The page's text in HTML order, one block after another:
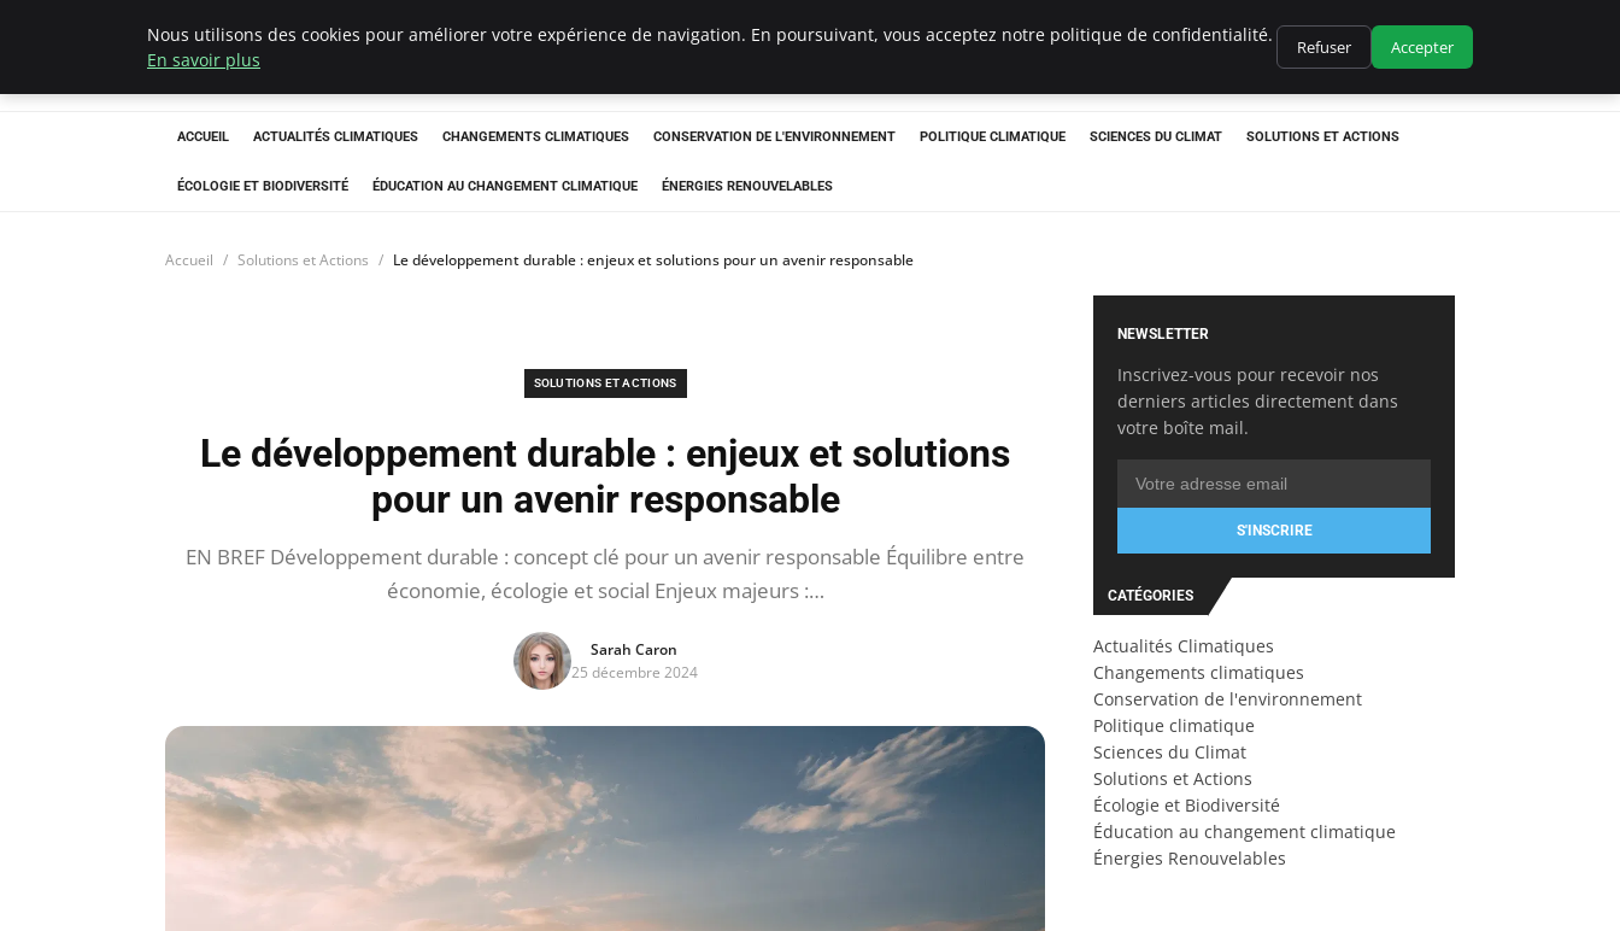
Climatedebtagents
ACCUEIL ACTUALITÉS CLIMATIQUES CHANGEMENTS CLIMATIQUES CONSERVATION DE L'ENVIRONNEMENT POLITIQUE CLIMATIQUE SCIENCES DU CLIMAT SOLUTIONS ET ACTIONS
ÉCOLOGIE ET BIODIVERSITÉ ÉDUCATION AU CHANGEMENT CLIMATIQUE ÉNERGIES RENOUVELABLES
Accueil Solutions et Actions Le développement durable : enjeux et solutions pour un avenir responsable
SOLUTIONS ET ACTIONS
Le développement durable : enjeux et solutions
pour un avenir responsable
EN BREF Développement durable : concept clé pour un avenir responsable Équilibre entre
économie, écologie et social Enjeux majeurs :…
Sarah Caron
25 décembre 2024
NEWSLETTER
Inscrivez-vous pour recevoir nos
derniers articles directement dans
votre boîte mail.
S'INSCRIRE
CATÉGORIES
Actualités Climatiques
Changements climatiques
Conservation de l'environnement
Politique climatique
Sciences du Climat
Solutions et Actions
Écologie et Biodiversité
Éducation au changement climatique
Énergies Renouvelables
Nous utilisons des cookies pour améliorer votre expérience de navigation. En poursuivant, vous acceptez notre politique de confidentialité.
En savoir plus
Refuser Accepter